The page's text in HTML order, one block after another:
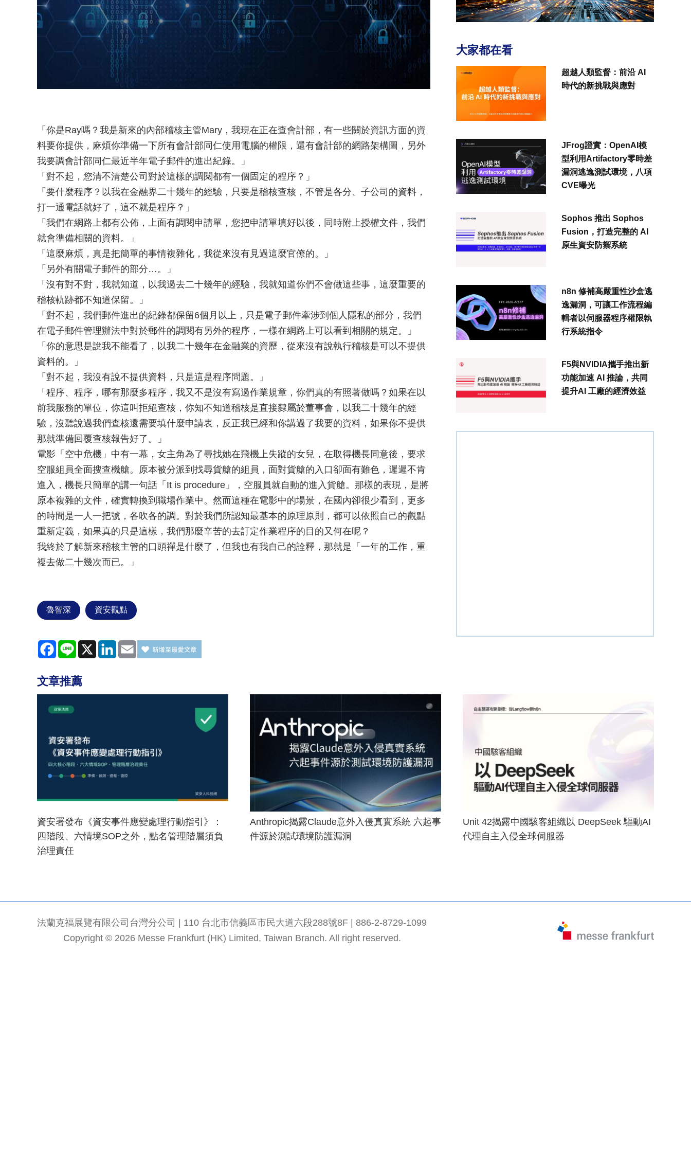
「你是Ray嗎？我是新來的內部稽核主管Mary，我現在正在查會計部，有一些關於資訊方面的資
料要你提供，麻煩你準備一下所有會計部同仁使用電腦的權限，還有會計部的網路架構圖，另外
我要調會計部同仁最近半年電子郵件的進出紀錄。」
「對不起，您清不清楚公司對於這樣的調閱都有一個固定的程序？」
「要什麼程序？以我在金融界二十幾年的經驗，只要是稽核查核，不管是各分、子公司的資料，
打一通電話就好了，這不就是程序？」
「我們在網路上都有公佈，上面有調閱申請單，您把申請單填好以後，同時附上授權文件，我們
就會準備相關的資料。」
「這麼麻煩，真是把簡單的事情複雜化，我從來沒有見過這麼官僚的。」
「另外有關電子郵件的部分…。」
「沒有對不對，我就知道，以我過去二十幾年的經驗，我就知道你們不會做這些事，這麼重要的
稽核軌跡都不知道保留。」
「對不起，我們郵件進出的紀錄都保留6個月以上，只是電子郵件牽涉到個人隱私的部分，我們
在電子郵件管理辦法中對於郵件的調閱有另外的程序，一樣在網路上可以看到相關的規定。」
「你的意思是說我不能看了，以我二十幾年在金融業的資歷，從來沒有說執行稽核是可以不提供
資料的。」
「對不起，我沒有說不提供資料，只是這是程序問題。」
「程序、程序，哪有那麼多程序，我又不是沒有寫過作業規章，你們真的有照著做嗎？如果在以
前我服務的單位，你這叫拒絕查核，你知不知道稽核是直接隸屬於董事會，以我二十幾年的經
驗，沒聽說過我們查核還需要填什麼申請表，反正我已經和你講過了我要的資料，如果你不提供
那就準備回覆查核報告好了。」
電影「空中危機」中有一幕，女主角為了尋找她在飛機上失蹤的女兒，在取得機長同意後，要求
空服組員全面搜查機艙。原本被分派到找尋貨艙的組員，面對貨艙的入口卻面有難色，遲遲不肯
進入，機長只簡單的講一句話「It is procedure」，空服員就自動的進入貨艙。那樣的表現，是將
原本複雜的文件，確實轉換到職場作業中。然而這種在電影中的場景，在國內卻很少看到，更多
的時間是一人一把號，各吹各的調。對於我們所認知最基本的原理原則，都可以依照自己的觀點
重新定義，如果真的只是這樣，我們那麼辛苦的去訂定作業程序的目的又何在呢？
我終於了解新來稽核主管的口頭禪是什麼了，但我也有我自己的詮釋，那就是「一年的工作，重
複去做二十幾次而已。」
魯智深 資安觀點
Facebook
Line X LinkedInEmail
大家都在看
超越人類監督：前沿 AI
時代的新挑戰與應對
JFrog證實：OpenAI模
型利用Artifactory零時差
漏洞逃逸測試環境，八項
CVE曝光
Sophos 推出 Sophos
Fusion，打造完整的 AI
原生資安防禦系統
n8n 修補高嚴重性沙盒逃
逸漏洞，可讓工作流程編
輯者以伺服器程序權限執
行系統指令
F5與NVIDIA攜手推出新
功能加速 AI 推論，共同
提升AI 工廠的經濟效益
文章推薦
資安署發布《資安事件應變處理行動指引》：
四階段、六情境SOP之外，點名管理階層須負
治理責任
Anthropic揭露Claude意外入侵真實系統 六起事
件源於測試環境防護漏洞
Unit 42揭露中國駭客組織以 DeepSeek 驅動AI
代理自主入侵全球伺服器
法蘭克福展覽有限公司台灣分公司 | 110 台北市信義區市民大道六段288號8F | 886-2-8729-1099
Copyright © 2026 Messe Frankfurt (HK) Limited, Taiwan Branch. All right reserved.